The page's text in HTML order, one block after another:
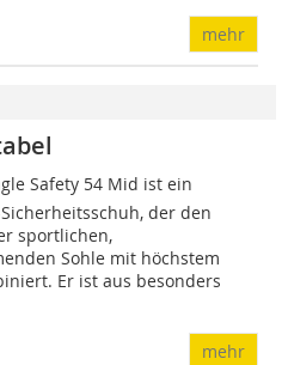
mehr
Safety 54 Mid ist ein
der den
sportlichen,
Sohle mit höchstem
Er ist aus besonders
mehr